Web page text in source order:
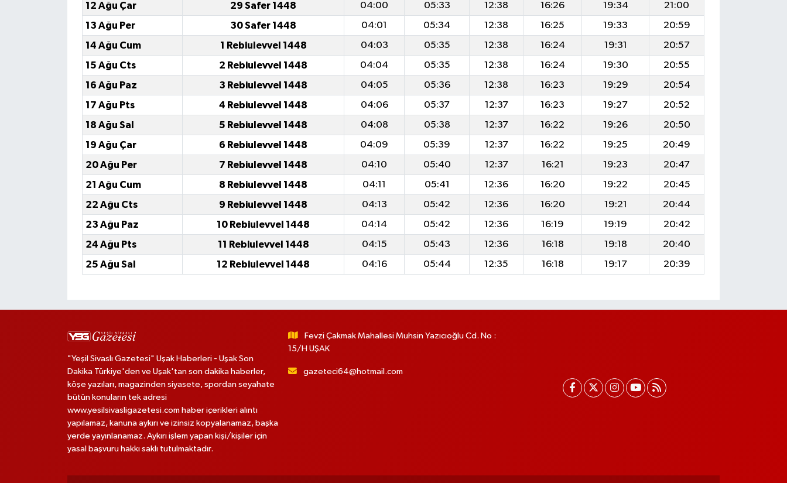
12 Ağu Çar
29 Safer 1448 04:00 05:33 12:38 16:26 19:34
21:00
13 Ağu Per
30 Safer 1448 04:01 05:34 12:38 16:25 19:33
20:59
14 Ağu Cum
1 Rebiulevvel 1448 04:03 05:35 12:38 16:24 19:31
20:57
15 Ağu Cts
2 Rebiulevvel 1448 04:04 05:35 12:38 16:24 19:30
20:55
16 Ağu Paz
3 Rebiulevvel 1448 04:05 05:36 12:38 16:23 19:29
20:54
17 Ağu Pts
4 Rebiulevvel 1448 04:06 05:37 12:37 16:23 19:27
20:52
18 Ağu Sal
5 Rebiulevvel 1448 04:08 05:38 12:37 16:22 19:26
20:50
19 Ağu Çar
6 Rebiulevvel 1448 04:09 05:39 12:37 16:22 19:25
20:49
20 Ağu Per
7 Rebiulevvel 1448 04:10 05:40 12:37 16:21 19:23
20:47
21 Ağu Cum
8 Rebiulevvel 1448 04:11 05:41 12:36 16:20 19:22
20:45
22 Ağu Cts
9 Rebiulevvel 1448 04:13 05:42 12:36 16:20 19:21
20:44
23 Ağu Paz
10 Rebiulevvel 1448 04:14 05:42 12:36 16:19 19:19
20:42
24 Ağu Pts
11 Rebiulevvel 1448 04:15 05:43 12:36 16:18 19:18
20:40
25 Ağu Sal
12 Rebiulevvel 1448 04:16 05:44 12:35 16:18 19:17 20:39
"Yeşil Sivaslı Gazetesi" Uşak Haberleri - Uşak Son
Dakika Türkiye'den ve Uşak'tan son dakika haberler,
köşe yazıları, magazinden siyasete, spordan seyahate
bütün konuların tek adresi
www.yesilsivasligazetesi.com haber içerikleri alıntı
yapılamaz, kanuna aykırı ve izinsiz kopyalanamaz, başka
yerde yayınlanamaz. Aykırı işlem yapan kişi/kişiler için
yasal başvuru hakkı saklı tutulmaktadır.
Fevzi Çakmak Mahallesi Muhsin Yazıcıoğlu Cd. No :
15/H UŞAK
gazeteci64@hotmail.com